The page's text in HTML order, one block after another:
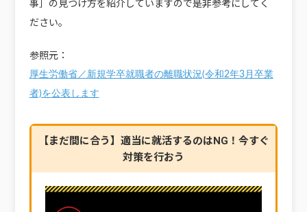
事］の見つけ方を紹介していますので是非参考にしてく
ださい。
参照元：
厚生労働省／新規学卒就職者の離職状況(令和2年3月卒業
者)を公表します
【まだ間に合う】適当に就活するのはNG！今すぐ
対策を行おう